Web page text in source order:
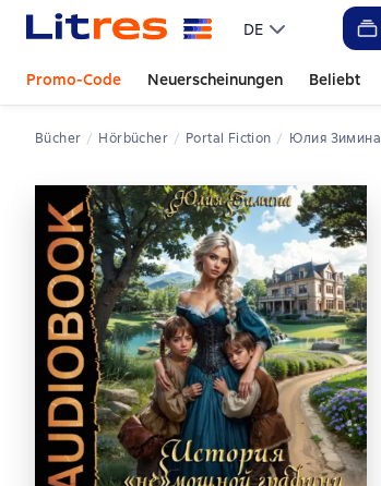
DE
Promo-Code Neuerscheinungen Beliebt
Bücher Hörbücher Portal Fiction Юлия Зимина